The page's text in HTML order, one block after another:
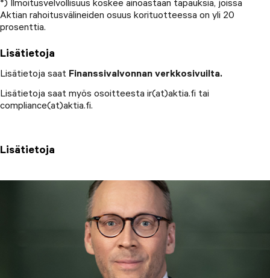
*) Ilmoitusvelvollisuus koskee ainoastaan tapauksia, joissa
Aktian rahoitusvälineiden osuus korituotteessa on yli 20
prosenttia.
Lisätietoja
Lisätietoja saat Finanssivalvonnan verkkosivuilta.
Lisätietoja saat myös osoitteesta ir(at)aktia.fi tai
compliance(at)aktia.fi.
Lisätietoja